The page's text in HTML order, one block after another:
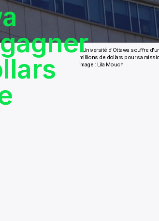
L'Université d'Ottawa souffre
millions de dollars pour sa
image : Lila Mouch